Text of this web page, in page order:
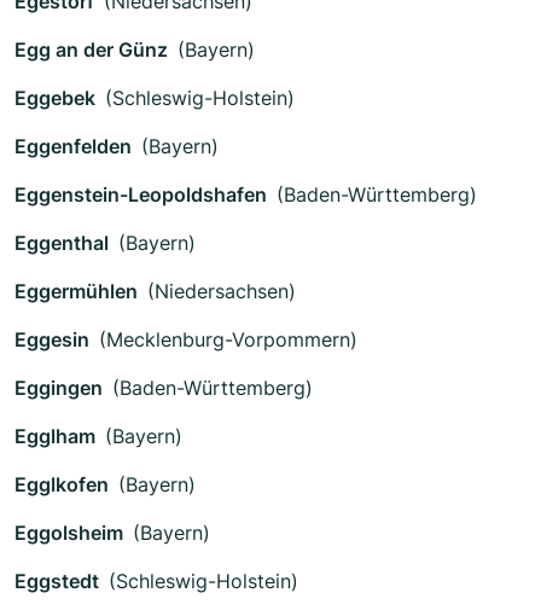
Egg an der Günz (Bayern)
Eggebek (Schleswig-Holstein)
Eggenfelden (Bayern)
Eggenstein-Leopoldshafen (Baden-Württemberg)
Eggenthal (Bayern)
Eggermühlen (Niedersachsen)
Eggesin (Mecklenburg-Vorpommern)
Eggingen (Baden-Württemberg)
Egglham (Bayern)
Egglkofen (Bayern)
Eggolsheim (Bayern)
Eggstedt (Schleswig-Holstein)